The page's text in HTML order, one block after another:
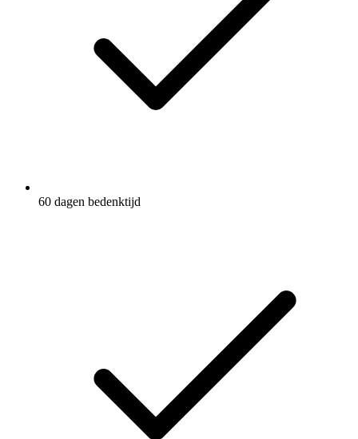
60 dagen bedenktijd